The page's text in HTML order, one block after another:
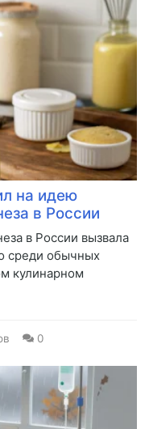
на идею
в России
в России вызвала
среди обычных
кулинарном
0